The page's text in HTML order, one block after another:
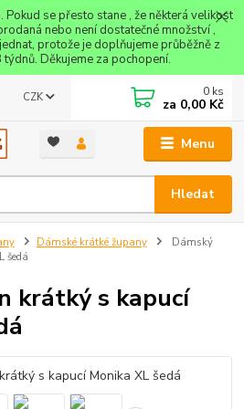
Pokud se přesto stane , že některá velikost
nebo není dostatečné množství ,
protože je doplňujeme průběžně z
Děkujeme za pochopení.
Menu
CZK
Hledat
0 ks
za 0,00 Kč
Dámské krátké župany
Dámský
šedá
krátký s kapucí